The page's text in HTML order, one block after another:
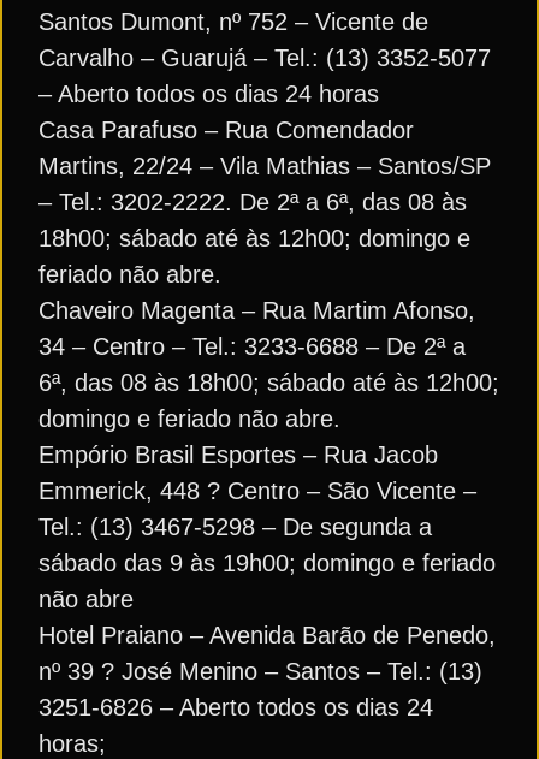
Santos Dumont, nº 752 – Vicente de
Carvalho – Guarujá – Tel.: (13) 3352-5077
– Aberto todos os dias 24 horas
Casa Parafuso – Rua Comendador
Martins, 22/24 – Vila Mathias – Santos/SP
– Tel.: 3202-2222. De 2ª a 6ª, das 08 às
18h00; sábado até às 12h00; domingo e
feriado não abre.
Chaveiro Magenta – Rua Martim Afonso,
34 – Centro – Tel.: 3233-6688 – De 2ª a
6ª, das 08 às 18h00; sábado até às 12h00;
domingo e feriado não abre.
Empório Brasil Esportes – Rua Jacob
Emmerick, 448 ? Centro – São Vicente –
Tel.: (13) 3467-5298 – De segunda a
sábado das 9 às 19h00; domingo e feriado
não abre
Hotel Praiano – Avenida Barão de Penedo,
nº 39 ? José Menino – Santos – Tel.: (13)
3251-6826 – Aberto todos os dias 24
horas;